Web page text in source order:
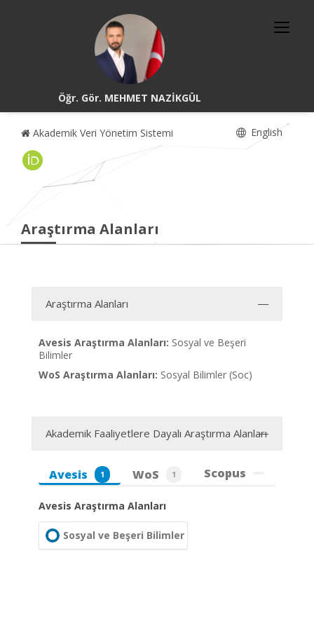
Öğr. Gör. MEHMET NAZİKGÜL
Akademik Veri Yönetim Sistemi English
Araştırma Alanları
Araştırma Alanları
Avesis Araştırma Alanları: Sosyal ve Beşeri
Bilimler
WoS Araştırma Alanları: Sosyal Bilimler (Soc)
Akademik Faaliyetlere Dayalı Araştırma Alanları
Avesis 1 WoS 1 Scopus
Avesis Araştırma Alanları
Sosyal ve Beşeri Bilimler